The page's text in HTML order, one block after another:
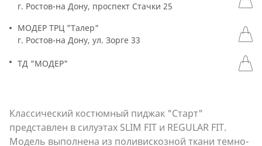
г. Ростов-на Дону, проспект Стачки 25
МОДЕР ТРЦ "Талер"
г. Ростов-на Дону, ул. Зорге 33
ТД "МОДЕР"
Классический костюмный пиджак "Старт"
представлен в силуэтах SLIM FIT и REGULAR FIT.
Модель выполнена из поливискозной ткани темно-